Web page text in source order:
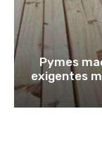
Pymes
exigentes